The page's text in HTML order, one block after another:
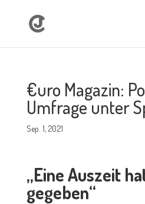
€uro Magazin:
Umfrage unter
Sep. 1, 2021
„Eine Auszeit
gegeben“